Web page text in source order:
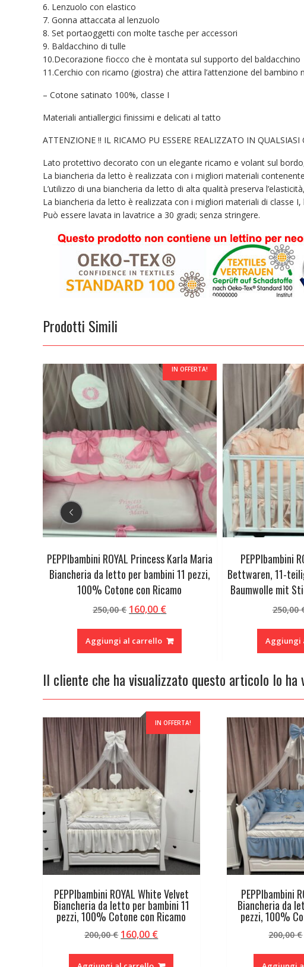
6. Lenzuolo con elastico
7. Gonna attaccata al lenzuolo
8. Set portaoggetti con molte tasche per accessori
9. Baldacchino di tulle
10.Decorazione fiocco che è montata sul supporto del baldacchino
11.Cerchio con ricamo (giostra) che attira l’attenzione del bambino
– Cotone satinato 100%, classe I
Materiali antiallergici finissimi e delicati al tatto
ATTENZIONE !! IL RICAMO PU ESSERE REALIZZATO IN
Lato protettivo decorato con un elegante ricamo e volant sul
La biancheria da letto è realizzata con i migliori materiali
L’utilizzo di una biancheria da letto di alta qualità preserva
La biancheria da letto è realizzata con i migliori materiali di classe
Può essere lavata in lavatrice a 30 gradi; senza stringere.
Prodotti Simili
IN OFFERTA!
PEPPIbambini ROYAL Princess Karla Maria
Biancheria da letto per bambini 11 pezzi,
100% Cotone con Ricamo
250,00€ Il
originale
era:
160,00 €Il
attuale
è:
Aggiungi al carrello
PEPPIbambini
Bettwaren, 11-
Baumwolle mit
250,00
Aggiungi
Il cliente che ha visualizzato questo articolo lo ha
IN OFFERTA!
PEPPIbambini ROYAL White Velvet
Biancheria da letto per bambini 11
pezzi, 100% Cotone con Ricamo
200,00€ Il
originale
160,00 €Il
attuale
PEPPIbambini
Biancheria da
pezzi, 100%
200,00€